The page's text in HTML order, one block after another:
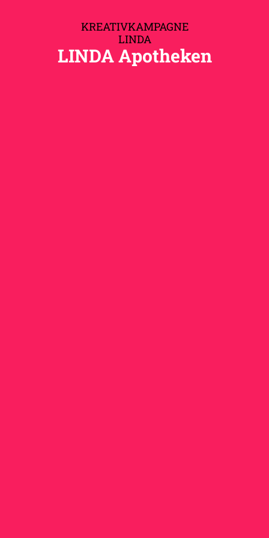
KREATIVKAMPAGNE
LINDA
LINDA Apotheken